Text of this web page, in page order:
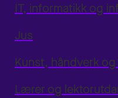
IT, informatikk og
Jus
Kunst, håndverk
Lærer og